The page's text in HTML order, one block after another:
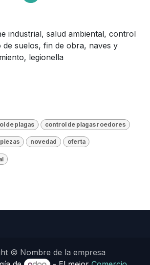
industrial, salud ambiental, control
de suelos, fin de obra, naves y
legionella
de plagas control de plagas roedores
novedad oferta
© Nombre de la empresa